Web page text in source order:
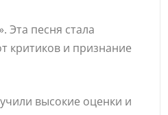
Эта песня стала
критиков и признание
высокие оценки и